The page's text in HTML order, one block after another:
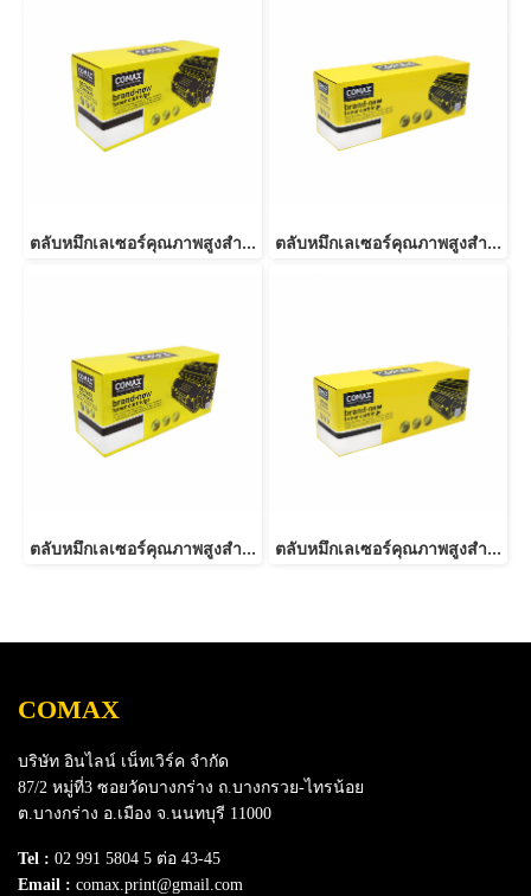
ตลับหมึกเลเซอร์คุณภาพสูงสำหรับ SAMSUNG รุ่น MLT-D103L ตลับหมึกเลเซอร์คุณภาพสูงสำหรับ SAMSUNG รุ่น MLT-D103S
ตลับหมึกเลเซอร์คุณภาพสูงสำหรับ SAMSUNG รุ่น MLT-D116L NEW ตลับหมึกเลเซอร์คุณภาพสูงสำหรับ SAMSUNG รุ่น MLT-D101S
COMAX
บริษัท อินไลน์ เน็ทเวิร์ค จำกัด
87/2 หมู่ที่3 ซอยวัดบางกร่าง ถ.บางกรวย-ไทรน้อย
ต.บางกร่าง อ.เมือง จ.นนทบุรี 11000
Tel : 02 991 5804 5 ต่อ 43-45
Email : comax.print@gmail.com